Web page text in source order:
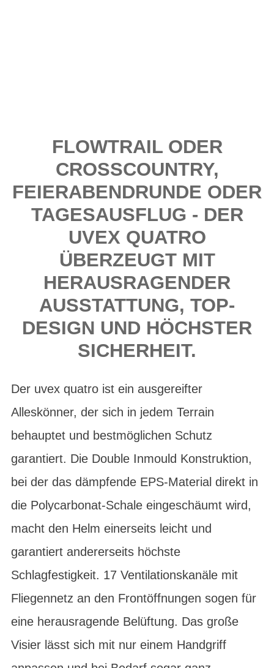
FLOWTRAIL ODER
CROSSCOUNTRY,
FEIERABENDRUNDE ODER
TAGESAUSFLUG - DER
UVEX QUATRO
ÜBERZEUGT MIT
HERAUSRAGENDER
AUSSTATTUNG, TOP-
DESIGN UND HÖCHSTER
SICHERHEIT.
Der uvex quatro ist ein ausgereifter
Alleskönner, der sich in jedem Terrain
behauptet und bestmöglichen Schutz
garantiert. Die Double Inmould Konstruktion,
bei der das dämpfende EPS-Material direkt in
die Polycarbonat-Schale eingeschäumt wird,
macht den Helm einerseits leicht und
garantiert andererseits höchste
Schlagfestigkeit. 17 Ventilationskanäle mit
Fliegennetz an den Frontöffnungen sogen für
eine herausragende Belüftung. Das große
Visier lässt sich mit nur einem Handgriff